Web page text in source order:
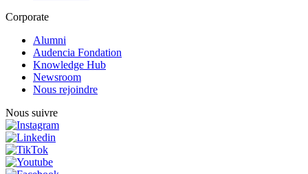
Corporate
Alumni
Audencia Fondation
Knowledge Hub
Newsroom
Nous rejoindre
Nous suivre